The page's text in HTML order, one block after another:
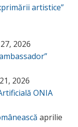
artistice”
2026
2026
ONIA
aprilie